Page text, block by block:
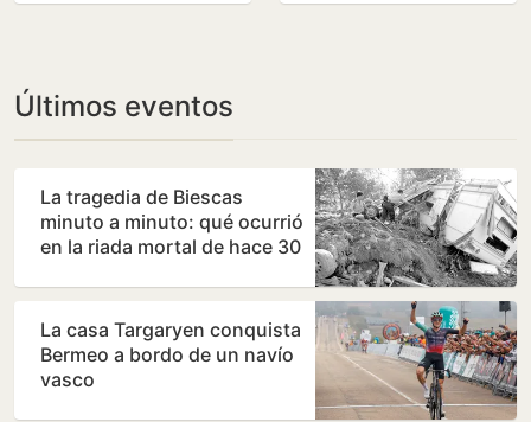
Últimos eventos
La tragedia de Biescas
minuto a minuto: qué ocurrió
en la riada mortal de hace 30
La casa Targaryen conquista
Bermeo a bordo de un navío
vasco